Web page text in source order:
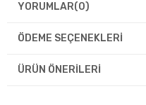
YORUMLAR(0)
ÖDEME SEÇENEKLERI
ÜRÜN ÖNERILERI